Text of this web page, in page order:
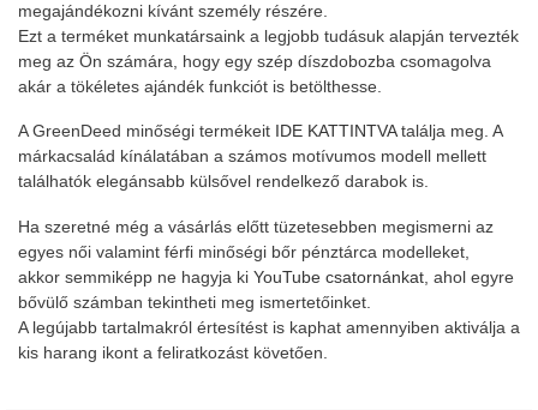
megajándékozni kívánt személy részére.
Ezt a terméket munkatársaink a legjobb tudásuk alapján tervezték
meg az Ön számára, hogy egy szép díszdobozba csomagolva
akár a tökéletes ajándék funkciót is betölthesse.
A GreenDeed minőségi termékeit IDE KATTINTVAtalálja meg. A
márkacsalád kínálatában a számos motívumos modell mellett
találhatók elegánsabb külsővel rendelkező darabok is.
Ha szeretné még a vásárlás előtt tüzetesebben megismerni az
egyes női valamint férfi minőségi bőr pénztárca modelleket,
akkor semmiképp ne hagyja ki YouTube csatornánkat, ahol egyre
bővülő számban tekintheti meg ismertetőinket.
A legújabb tartalmakról értesítést is kaphat amennyiben aktiválja a
kis harang ikont a feliratkozást követően.